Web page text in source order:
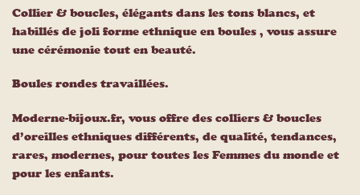
Collier & boucles, élégants dans les tons blancs, et
habillés de joli forme ethnique en boules , vous assure
une cérémonie tout en beauté.
Boules rondes travaillées.
Moderne-bijoux.fr, vous offre des colliers & boucles
d’oreilles ethniques différents, de qualité, tendances,
rares, modernes, pour toutes les Femmes du monde et
pour les enfants.